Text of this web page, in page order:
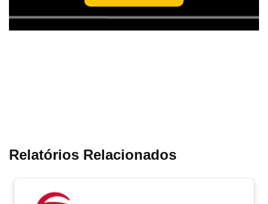
Relatórios Relacionados